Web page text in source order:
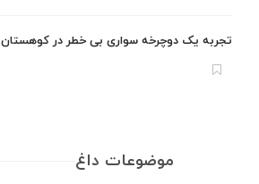
تجربه یک دوچرخه سواری بی خطر در کوهستان
موضوعات داغ